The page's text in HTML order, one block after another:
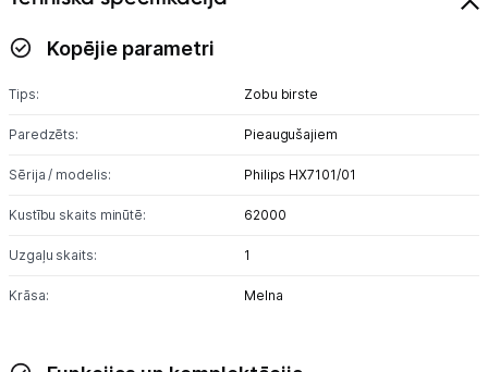
Kopējie parametri
Tips: Zobu birste
Paredzēts: Pieaugušajiem
Sērija / modelis: Philips HX7101/01
Kustību skaits minūtē: 62000
Uzgaļu skaits: 1
Krāsa: Melna